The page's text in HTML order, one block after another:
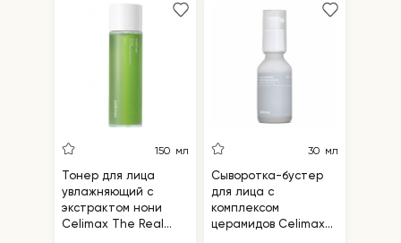
150 мл
Тонер для лица
увлажняющий с
экстрактом нони
Celimax The Real
30 мл
Сыворотка-бустер
для лица с
комплексом
церамидов Celimax